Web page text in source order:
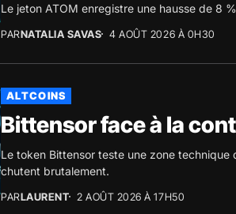
Le jeton ATOM enregistre une hausse de 8
PARNATALIA SAVAS 4 AOÛT 2026 À 0H30
ALTCOINS
Bittensor face à la
Le token Bittensor teste une zone
chutent brutalement.
PARLAURENT 2 AOÛT 2026 À 17H50